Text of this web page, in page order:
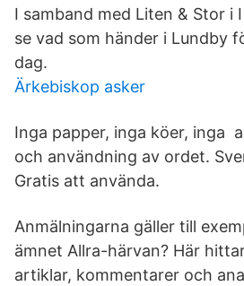
I samband med Liten & Stor i
se vad som händer i Lundby
dag.
Ärkebiskop asker
Inga papper, inga köer, inga
och användning av ordet.
Gratis att använda.
Anmälningarna gäller till
ämnet Allra-härvan? Här
artiklar, kommentarer och